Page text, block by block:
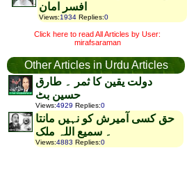
افسر امان
Views:1934 Replies:0
Click here to read All Articles by User:
mirafsaraman
Other Articles in Urdu Articles
دولت یقین کا ثمر ۔ طارق
حسین بٹ
Views:4929 Replies:0
حق کسی آمیرش کو نہیں مانتا
۔ سمیع اللہ ملک
Views:4883 Replies:0